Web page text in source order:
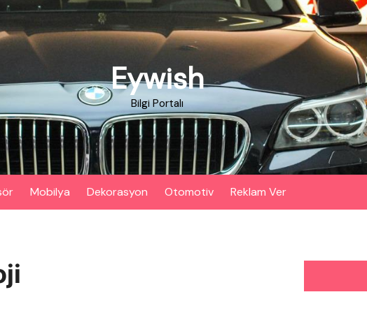
Eywish
Bilgi Portalı
Mobilya Dekorasyon Otomotiv Reklam Ver